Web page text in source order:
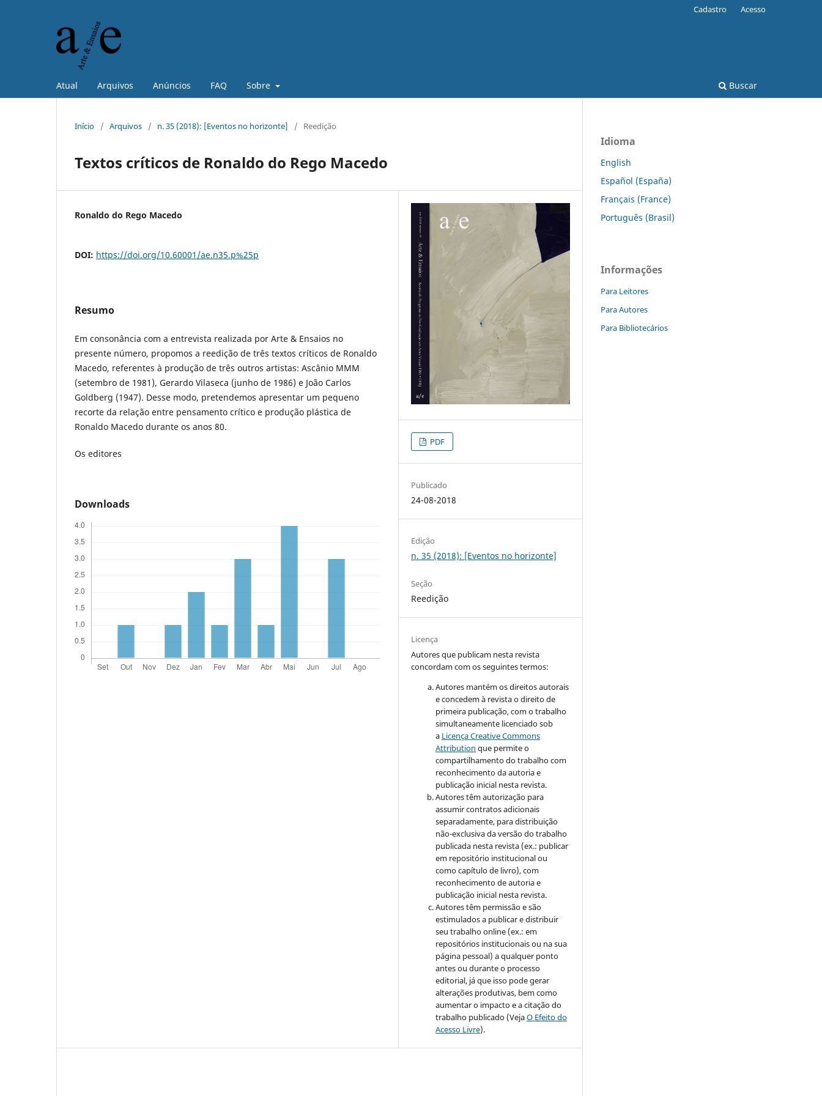
Atual Arquivos Anúncios FAQ Sobre Buscar
Cadastro Acesso
Início / Arquivos / n. 35 (2018): [Eventos no horizonte] / Reedição
Textos críticos de Ronaldo do Rego Macedo
Ronaldo do Rego Macedo
DOI: https://doi.org/10.60001/ae.n35.p%25p
Resumo
Em consonância com a entrevista realizada por Arte & Ensaios no
presente número, propomos a reedição de três textos críticos de Ronaldo
Macedo, referentes à produção de três outros artistas: Ascânio MMM
(setembro de 1981), Gerardo Vilaseca (junho de 1986) e João Carlos
Goldberg (1947). Desse modo, pretendemos apresentar um pequeno
recorte da relação entre pensamento crítico e produção plástica de
Ronaldo Macedo durante os anos 80.
Os editores
Downloads
PDF
Publicado
24-08-2018
Edição
n. 35 (2018): [Eventos no horizonte]
Seção
Reedição
Licença
Autores que publicam nesta revista
concordam com os seguintes termos:
Autores mantém os direitos autorais
e concedem à revista o direito de
primeira publicação, com o trabalho
simultaneamente licenciado sob
a Licença Creative Commons
Attribution que permite o
compartilhamento do trabalho com
reconhecimento da autoria e
publicação inicial nesta revista.
Autores têm autorização para
assumir contratos adicionais
separadamente, para distribuição
não-exclusiva da versão do trabalho
publicada nesta revista (ex.: publicar
em repositório institucional ou
como capítulo de livro), com
reconhecimento de autoria e
publicação inicial nesta revista.
Autores têm permissão e são
estimulados a publicar e distribuir
seu trabalho online (ex.: em
repositórios institucionais ou na sua
página pessoal) a qualquer ponto
antes ou durante o processo
editorial, já que isso pode gerar
alterações produtivas, bem como
aumentar o impacto e a citação do
trabalho publicado (VejaO Efeito do
Acesso Livre).
Idioma
English
Español (España)
Français (France)
Português (Brasil)
Informações
Para Leitores
Para Autores
Para Bibliotecários